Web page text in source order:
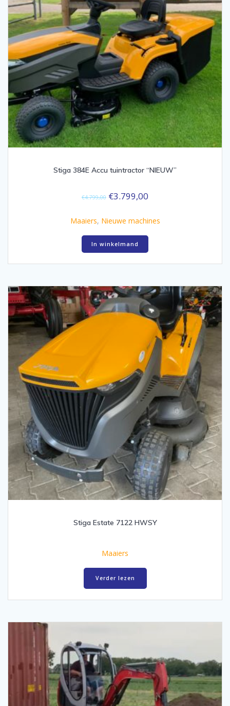
Stiga 384E Accu tuintractor “NIEUW”
€4.799,00 €3.799,00
Maaiers, Nieuwe machines
In winkelmand
Stiga Estate 7122 HWSY
Maaiers
Verder lezen